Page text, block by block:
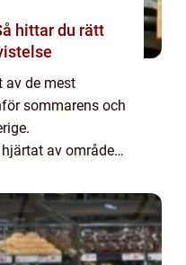
hittar du rätt
av de mest
sommarens och
av området